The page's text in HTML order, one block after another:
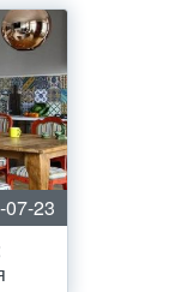
23